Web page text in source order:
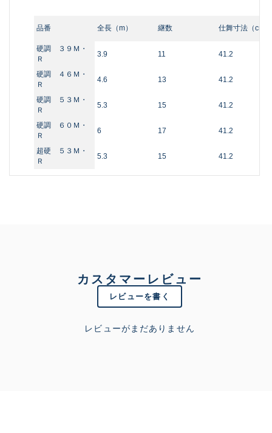
品番 全長（m） 継数 仕舞寸法（cm）
硬調 ３９Ｍ・
Ｒ
3.9 11 41.2
硬調 ４６Ｍ・
Ｒ
4.6 13 41.2
硬調 ５３Ｍ・
Ｒ
5.3 15 41.2
硬調 ６０Ｍ・
Ｒ
6 17 41.2
超硬 ５３Ｍ・
Ｒ
5.3 15 41.2
カスタマーレビュー
レビューを書く
レビューがまだありません